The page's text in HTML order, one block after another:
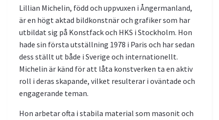
Lillian Michelin, född och uppvuxen i Ångermanland,
är en högt aktad bildkonstnär och grafiker som har
utbildat sig på Konstfack och HKS i Stockholm. Hon
hade sin första utställning 1978 i Paris och har sedan
dess ställt ut både i Sverige och internationellt.
Michelin är känd för att låta konstverken ta en aktiv
roll i deras skapande, vilket resulterar i oväntade och
engagerande teman.
Hon arbetar ofta i stabila material som masonit och